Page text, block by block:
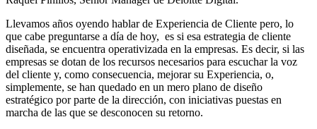
Llevamos años oyendo hablar de Experiencia de Cliente pero, lo
que cabe preguntarse a día de hoy, es si esa estrategia de cliente
diseñada, se encuentra operativizada en la empresas. Es decir, si las
empresas se dotan de los recursos necesarios para escuchar la voz
del cliente y, como consecuencia, mejorar su Experiencia, o,
simplemente, se han quedado en un mero plano de diseño
estratégico por parte de la dirección, con iniciativas puestas en
marcha de las que se desconocen su retorno.